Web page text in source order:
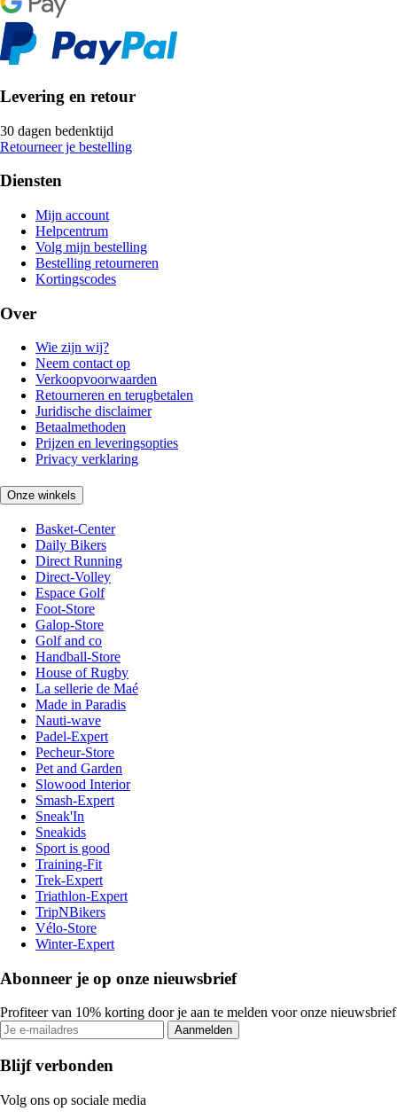
Levering en retour
30 dagen bedenktijd
Retourneer je bestelling
Diensten
Mijn account
Helpcentrum
Volg mijn bestelling
Bestelling retourneren
Kortingscodes
Over
Wie zijn wij?
Neem contact op
Verkoopvoorwaarden
Retourneren en terugbetalen
Juridische disclaimer
Betaalmethoden
Prijzen en leveringsopties
Privacy verklaring
Onze winkels
Basket-Center
Daily Bikers
Direct Running
Direct-Volley
Espace Golf
Foot-Store
Galop-Store
Golf and co
Handball-Store
House of Rugby
La sellerie de Maé
Made in Paradis
Nauti-wave
Padel-Expert
Pecheur-Store
Pet and Garden
Slowood Interior
Smash-Expert
Sneak'In
Sneakids
Sport is good
Training-Fit
Trek-Expert
Triathlon-Expert
TripNBikers
Vélo-Store
Winter-Expert
Abonneer je op onze nieuwsbrief
Profiteer van 10% korting door je aan te melden voor onze nieuwsbrief
Aanmelden
Blijf verbonden
Volg ons op sociale media